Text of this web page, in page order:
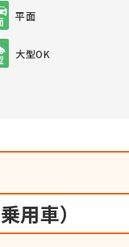
物件No.
9
－9
平面
大型OK
用車）